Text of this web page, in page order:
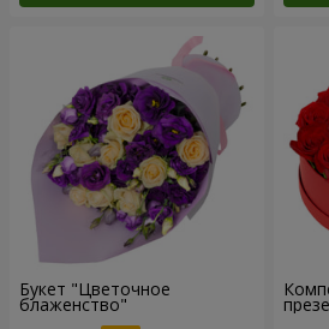
Букет "Цветочное
блаженство"